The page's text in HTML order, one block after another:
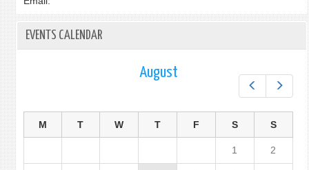
EVENTS CALENDAR
August
M T W T F S S
1 2